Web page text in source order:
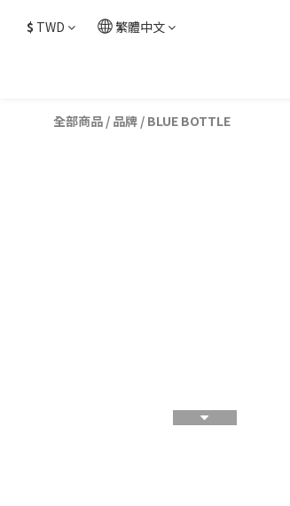
$ TWD 繁體中文
全部商品 / 品牌 / BLUE BOTTLE